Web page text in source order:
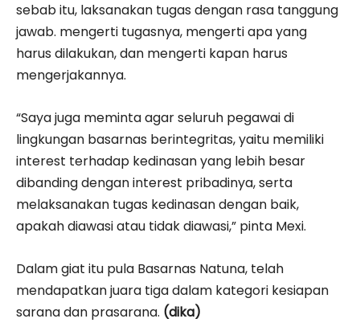
sebab itu, laksanakan tugas dengan rasa tanggung
jawab. mengerti tugasnya, mengerti apa yang
harus dilakukan, dan mengerti kapan harus
mengerjakannya.
“Saya juga meminta agar seluruh pegawai di
lingkungan basarnas berintegritas, yaitu memiliki
interest terhadap kedinasan yang lebih besar
dibanding dengan interest pribadinya, serta
melaksanakan tugas kedinasan dengan baik,
apakah diawasi atau tidak diawasi,” pinta Mexi.
Dalam giat itu pula Basarnas Natuna, telah
mendapatkan juara tiga dalam kategori kesiapan
sarana dan prasarana. (dika)